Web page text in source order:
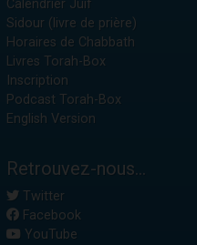
Calendrier Juif
Sidour (livre de prière)
Horaires de Chabbath
Livres Torah-Box
Inscription
Podcast Torah-Box
English Version
Retrouvez-nous...
Twitter
Facebook
YouTube